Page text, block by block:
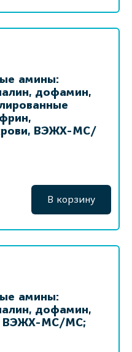
амины:
дофамин,
ВЭЖХ-МС/
В корзину
амины:
дофамин,
ВЭЖХ-МС/МС;